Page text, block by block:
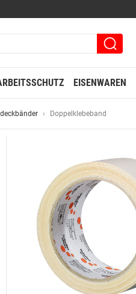
EISENWAREN
Doppelklebeband